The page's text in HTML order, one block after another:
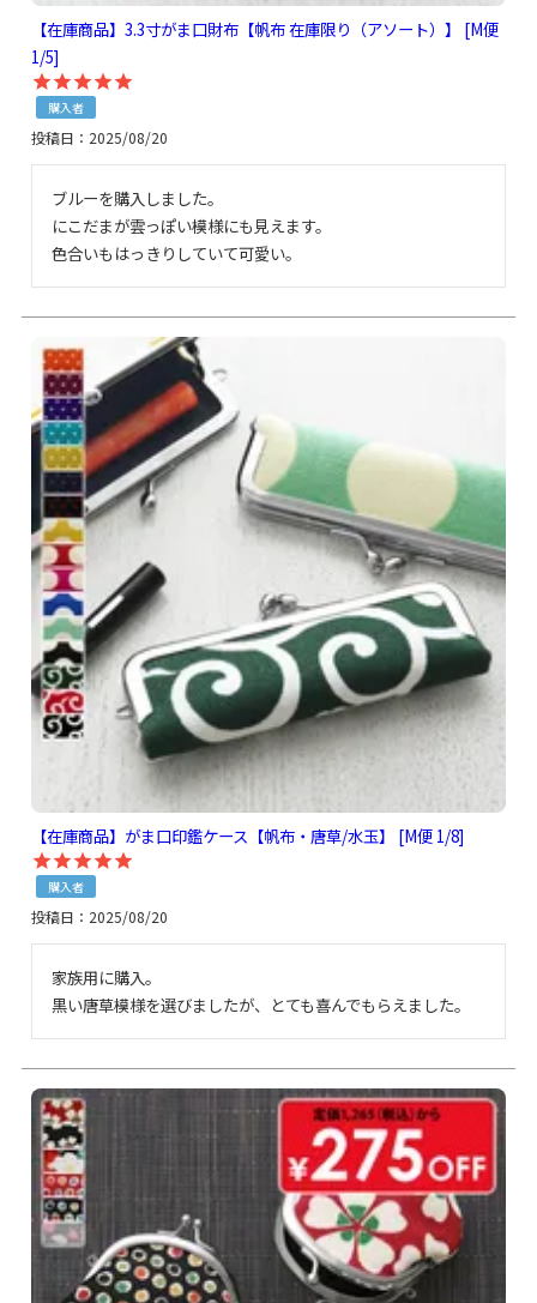
【在庫商品】3.3寸がま口財布【帆布 在庫限り（アソート）】 [M便
1/5]
購入者
投稿日 2025/08/20
ブルーを購入しました。
にこだまが雲っぽい模様にも見えます。
色合いもはっきりしていて可愛い。
【在庫商品】がま口印鑑ケース【帆布・唐草/水玉】 [M便 1/8]
購入者
投稿日 2025/08/20
家族用に購入。
黒い唐草模様を選びましたが、とても喜んでもらえました。